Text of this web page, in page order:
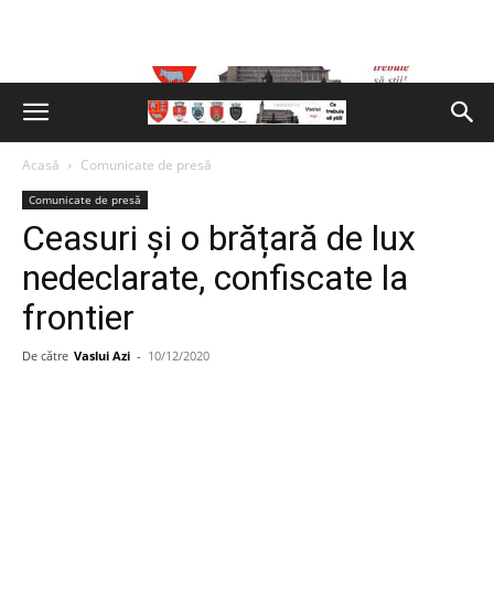
Acasă Comunicate de presă
Comunicate de presă
Ceasuri și o brățară de lux
nedeclarate, confiscate la
frontier
De către Vaslui Azi - 10/12/2020